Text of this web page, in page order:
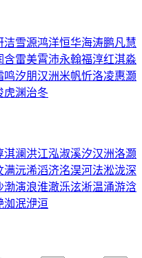
洁雪源鸿洋恒华海涛鹏凡慧
含雷美霄沛永翰福淳红淇淼
鸣汐朋汉洲米帆忻洛凌惠灏
虎渊治冬
淇澜 洪江泓淑溪汐汉洲洛灏
满沅浠滔济洺淏河法淞泷深
渤演浪淮澈泺泫淅温涌游浛
洳泯洢洹